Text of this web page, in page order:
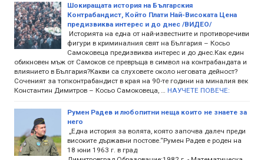
Шокиращата история на Българския
Контрабандист, Който Плати Най-Високата Цена
предизвиква интерес и до днес /ВИДЕО/
Историята на една от най-известните и противоречиви
фигури в криминалния свят на България – Косьо
Самоковеца предизвиква интерес и до днес.Как един
обикновен мъж от Самоков се превръща в символ на контрабандата и
влиянието в България?Какви са слуховете около неговата дейност?
Соченият за топконтрабандист в края на 90-те години на миналия век
Константин Димитров – Косьо Самоковеца, …
НАУЧЕТЕ ПОВЕЧЕ:
Румен Радев и любопитни неща които не знаете за
него
„Една история за волята, която започва далеч преди
високите държавни постове.“Румен Радев е роден на
18 юни 1963 г. в град